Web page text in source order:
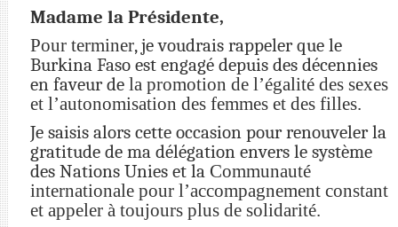
Madame la Présidente,
Pour terminer, je voudrais rappeler que le
Burkina Faso est engagé depuis des décennies
en faveur de la promotion de l’égalité des sexes
et l’autonomisation des femmes et des filles.
Je saisis alors cette occasion pour renouveler la
gratitude de ma délégation envers le système
des Nations Unies et la Communauté
internationale pour l’accompagnement constant
et appeler à toujours plus de solidarité.